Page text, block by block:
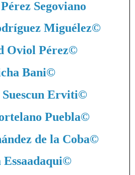
Segoviano
Miguélez©
Oviol Pérez©
Bani©
Erviti©
Puebla©
de la Coba©
©